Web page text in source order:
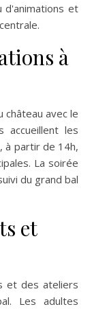
d'animations et
à
avec le
accueillent les
à partir de 14h,
La soirée
du grand bal
et
et des ateliers
Les adultes